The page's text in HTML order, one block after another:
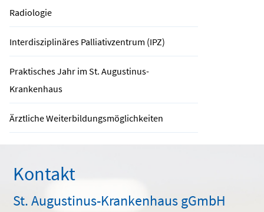
Radiologie
Interdisziplinäres Palliativzentrum (IPZ)
Praktisches Jahr im St. Augustinus-
Krankenhaus
Ärztliche Weiterbildungsmöglichkeiten
Kontakt
St. Augustinus-Krankenhaus gGmbH